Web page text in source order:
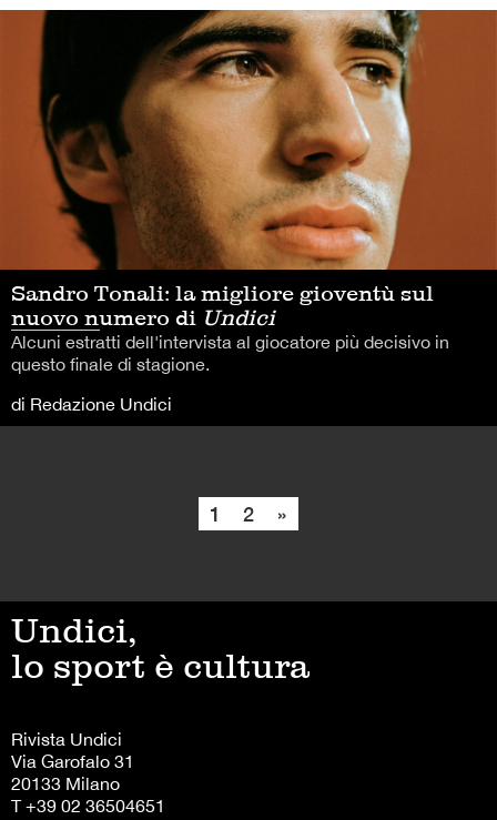
Sandro Tonali: la migliore gioventù sul
nuovo numero di Undici
Alcuni estratti dell'intervista al giocatore più decisivo in
questo finale di stagione.
di Redazione Undici
1 2 »
Undici,
lo sport è cultura
Rivista Undici
Via Garofalo 31
20133 Milano
T +39 02 36504651